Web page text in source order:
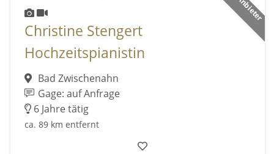
Christine Stengert
Hochzeitspianistin
Bad Zwischenahn
Gage: auf Anfrage
6 Jahre tätig
ca. 89 km entfernt